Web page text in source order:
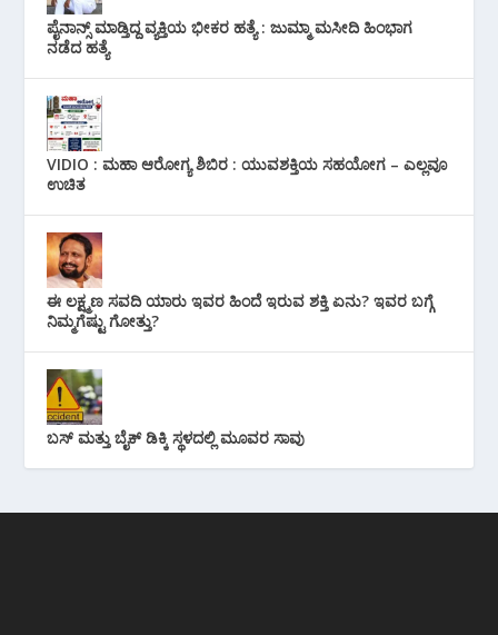
ಪೈನಾನ್ಸ್ ಮಾಡ್ತಿದ್ದ ವ್ಯಕ್ತಿಯ ಭೀಕರ‌ ಹತ್ಯೆ : ಜುಮ್ಮಾ ಮಸೀದಿ ಹಿಂಭಾಗ
ನಡೆದ ಹತ್ಯೆ
VIDIO : ಮಹಾ ಆರೋಗ್ಯ ಶಿಬಿರ : ಯುವಶಕ್ತಿಯ ಸಹಯೋಗ – ಎಲ್ಲವೂ
ಉಚಿತ
ಈ ಲಕ್ಷ್ಮಣ ಸವದಿ ಯಾರು ಇವರ ಹಿಂದೆ ಇರುವ ಶಕ್ತಿ ಏನು? ಇವರ ಬಗ್ಗೆ
ನಿಮ್ಮಗೆಷ್ಟು ಗೋತ್ತು?
ಬಸ್ ಮತ್ತು ಬೈಕ್ ಡಿಕ್ಕಿ ಸ್ಥಳದಲ್ಲಿ ಮೂವರ ಸಾವು